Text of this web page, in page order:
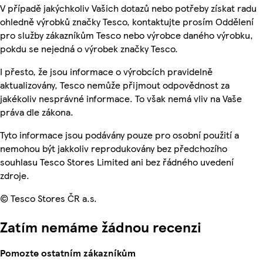
V případě jakýchkoliv Vašich dotazů nebo potřeby získat radu
ohledně výrobků značky Tesco, kontaktujte prosím Oddělení
pro služby zákazníkům Tesco nebo výrobce daného výrobku,
pokdu se nejedná o výrobek značky Tesco.
I přesto, že jsou informace o výrobcích pravidelně
aktualizovány, Tesco nemůže přijmout odpovědnost za
jakékoliv nesprávné informace. To však nemá vliv na Vaše
práva dle zákona.
Tyto informace jsou podávány pouze pro osobní použití a
nemohou být jakkoliv reprodukovány bez předchozího
souhlasu Tesco Stores Limited ani bez řádného uvedení
zdroje.
© Tesco Stores ČR a.s.
Zatím nemáme žádnou recenzi
Pomozte ostatním zákazníkům